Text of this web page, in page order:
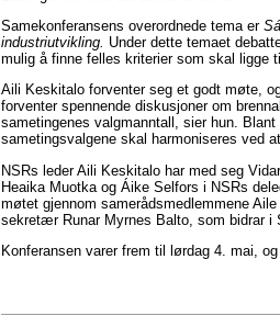
Samekonferansens overordnede tema er
industriutvikling. Under dette temaet
mulig å finne felles kriterier som skal ligge
Aili Keskitalo forventer seg et godt møte,
forventer spennende diskusjoner om
sametingenes valgmanntall, sier hun.
sametingsvalgene skal harmoniseres ved
NSRs leder Aili Keskitalo har med seg
Heaika Muotka og Áike Selfors i NSRs
møtet gjennom samerådsmedlemmene
sekretær Runar Myrnes Balto, som bidrar i
Konferansen varer frem til lørdag 4. mai,